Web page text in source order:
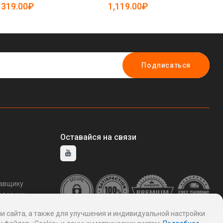
25-19082829)
319.00₽
25-19082848)
1,119.00₽
Подписаться
Оставайся на связи
а также для улучшения и индивидуальной настройки